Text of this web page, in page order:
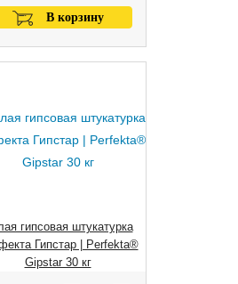
В корзину
гипсовая штукатурка
Гипстар | Perfekta®
Gipstar 30 кг